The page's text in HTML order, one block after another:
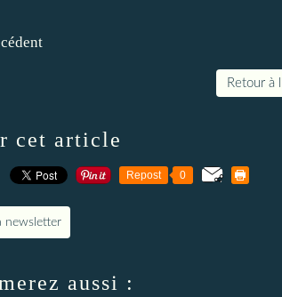
Retour à
cet article
Repost 0
newsletter
aussi :